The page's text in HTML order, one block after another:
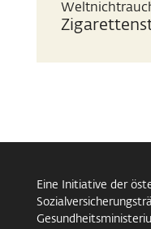
Eine Initiative der